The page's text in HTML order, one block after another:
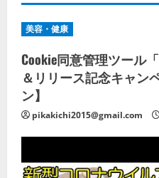
美容・健康
Cookie同意管理ツール
＆リリース記念キャン
ン】
pikakichi2015@gmail.com